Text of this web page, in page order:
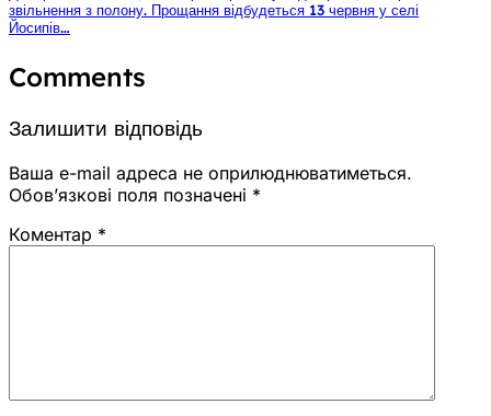
звільнення з полону. Прощання відбудеться 13 червня у селі
Йосипів…
Comments
Залишити відповідь
Ваша e-mail адреса не оприлюднюватиметься.
Обов’язкові поля позначені *
Коментар *